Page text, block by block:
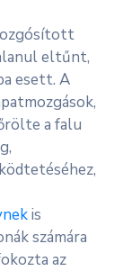
eltűnt,
esett. A
a falu
is
számára
az